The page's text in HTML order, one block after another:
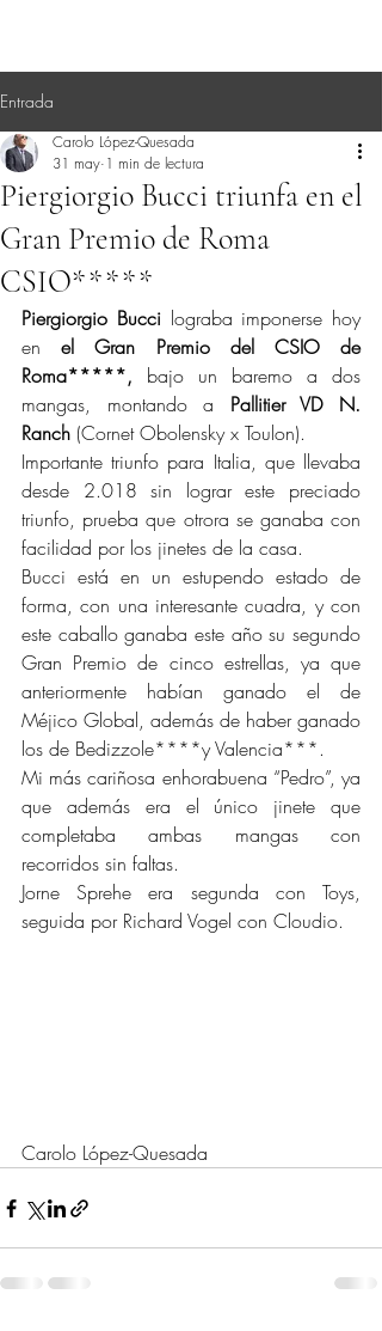
Entrada
Piergiorgio Bucci triunfa en el
Gran Premio de Roma
CSIO*****
Carolo López-Quesada
31 may 1 min de lectura
Piergiorgio Bucci lograba imponerse hoy
en el Gran Premio del CSIO de
Roma*****, bajo un baremo a dos
mangas, montando a Pallitier VD N.
Ranch (Cornet Obolensky x Toulon).
Importante triunfo para Italia, que llevaba
desde 2.018 sin lograr este preciado
triunfo, prueba que otrora se ganaba con
facilidad por los jinetes de la casa.
Bucci está en un estupendo estado de
forma, con una interesante cuadra, y con
este caballo ganaba este año su segundo
Gran Premio de cinco estrellas, ya que
anteriormente habían ganado el de
Méjico Global, además de haber ganado
los de Bedizzole****y Valencia***.
Mi más cariñosa enhorabuena “Pedro”, ya
que además era el único jinete que
completaba ambas mangas con
recorridos sin faltas.
Jorne Sprehe era segunda con Toys,
seguida por Richard Vogel con Cloudio.
Carolo López-Quesada